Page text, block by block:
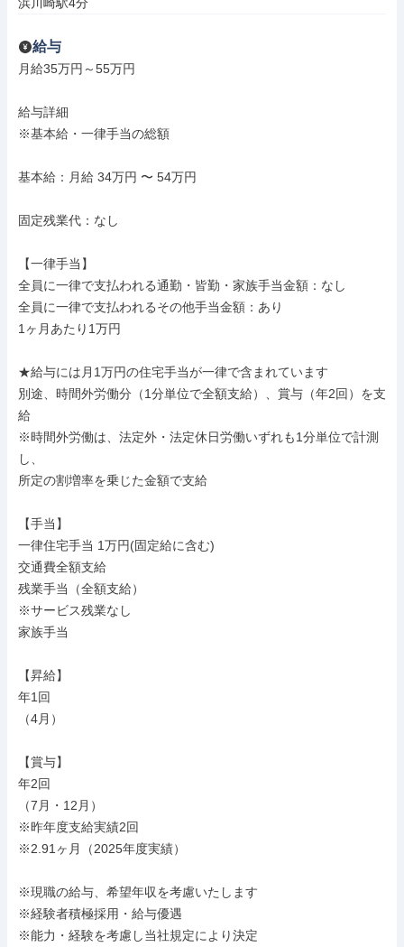
給与
月給35万円～55万円
給与詳細
※基本給・一律手当の総額
基本給：月給 34万円 〜 54万円
固定残業代：なし
【一律手当】
全員に一律で支払われる通勤・皆勤・家族手当金額：なし
全員に一律で支払われるその他手当金額：あり
1ヶ月あたり1万円
★給与には月1万円の住宅手当が一律で含まれています
別途、時間外労働分（1分単位で全額支給）、賞与（年2回）を支
給
※時間外労働は、法定外・法定休日労働いずれも1分単位で計測
し、
所定の割増率を乗じた金額で支給
【手当】
一律住宅手当 1万円(固定給に含む)
交通費全額支給
残業手当（全額支給）
※サービス残業なし
家族手当
【昇給】
年1回
（4月）
【賞与】
年2回
（7月・12月）
※昨年度支給実績2回
※2.91ヶ月（2025年度実績）
※現職の給与、希望年収を考慮いたします
※経験者積極採用・給与優遇
※能力・経験を考慮し当社規定により決定